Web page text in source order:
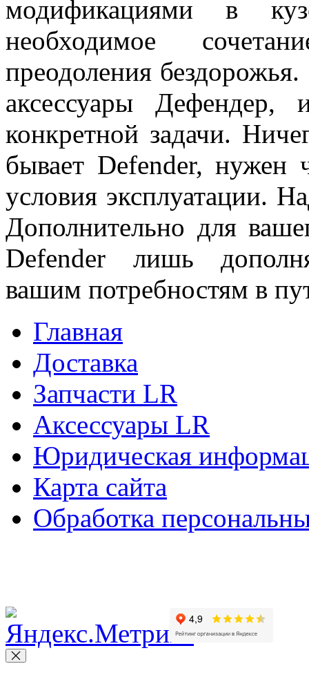
модификациями в
необходимое
преодоления
аксессуары Дефендер,
конкретной задачи.
бывает Defender, нужен
условия эксплуатации.
Дополнительно для
Defender лишь
вашим потребностям в
Главная
Доставка
Запчасти LR
Аксессуары LR
Юридическая
Карта сайта
Обработка